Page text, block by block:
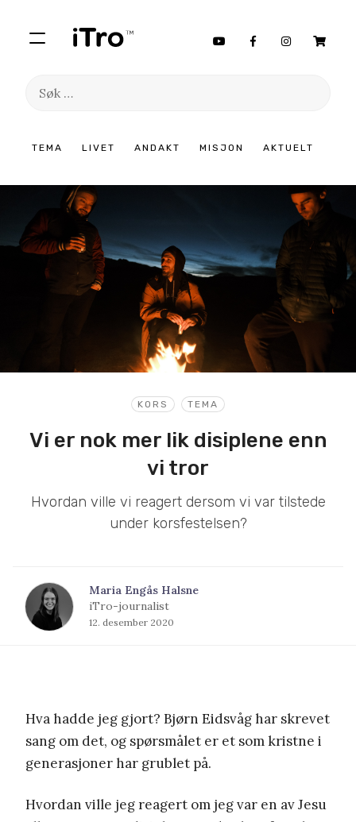
TEMA LIVET ANDAKT MISJON AKTUELT
Søk
innhold
KORS TEMA
Vi er nok mer lik disiplene enn
vi tror
Hvordan ville vi reagert dersom vi var tilstede
under korsfestelsen?
Maria Engås Halsne
iTro-journalist
12. desember 2020
Hva hadde jeg gjort? Bjørn Eidsvåg har skrevet
sang om det, og spørsmålet er et som kristne i
generasjoner har grublet på.
Hvordan ville jeg reagert om jeg var en av Jesu